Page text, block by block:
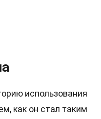
использования
как он стал таким